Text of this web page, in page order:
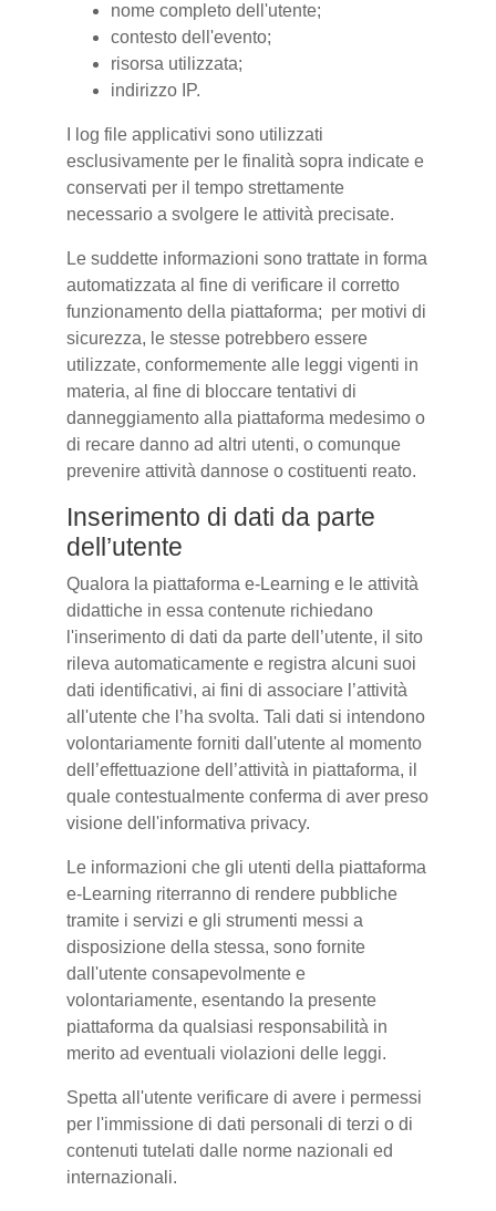
nome completo dell'utente;
contesto dell'evento;
risorsa utilizzata;
indirizzo IP.
I log file applicativi sono utilizzati
esclusivamente per le finalità sopra indicate e
conservati per il tempo strettamente
necessario a svolgere le attività precisate.
Le suddette informazioni sono trattate in forma
automatizzata al fine di verificare il corretto
funzionamento della piattaforma; per motivi di
sicurezza, le stesse potrebbero essere
utilizzate, conformemente alle leggi vigenti in
materia, al fine di bloccare tentativi di
danneggiamento alla piattaforma medesimo o
di recare danno ad altri utenti, o comunque
prevenire attività dannose o costituenti reato.
Inserimento di dati da parte
dell’utente
Qualora la piattaforma e-Learning e le attività
didattiche in essa contenute richiedano
l'inserimento di dati da parte dell’utente, il sito
rileva automaticamente e registra alcuni suoi
dati identificativi, ai fini di associare l’attività
all'utente che l’ha svolta. Tali dati si intendono
volontariamente forniti dall'utente al momento
dell’effettuazione dell’attività in piattaforma, il
quale contestualmente conferma di aver preso
visione dell'informativa privacy.
Le informazioni che gli utenti della piattaforma
e-Learning riterranno di rendere pubbliche
tramite i servizi e gli strumenti messi a
disposizione della stessa, sono fornite
dall'utente consapevolmente e
volontariamente, esentando la presente
piattaforma da qualsiasi responsabilità in
merito ad eventuali violazioni delle leggi.
Spetta all'utente verificare di avere i permessi
per l'immissione di dati personali di terzi o di
contenuti tutelati dalle norme nazionali ed
internazionali.